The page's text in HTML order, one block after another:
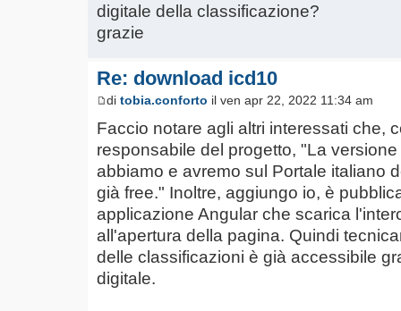
digitale della classificazione?
grazie
Re: download icd10
di tobia.conforto il ven apr 22, 2022 11:34 am
Faccio notare agli altri interessati che,
responsabile del progetto, "La
abbiamo e avremo sul Portale italiano
già free." Inoltre, aggiungo io, è
applicazione Angular che scarica
all'apertura della pagina. Quindi
delle classificazioni è già accessibile
digitale.